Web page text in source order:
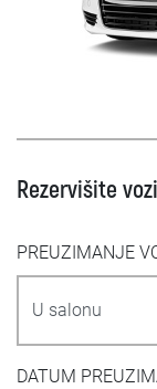
Rezervišite
PREUZIMANJE
DATUM